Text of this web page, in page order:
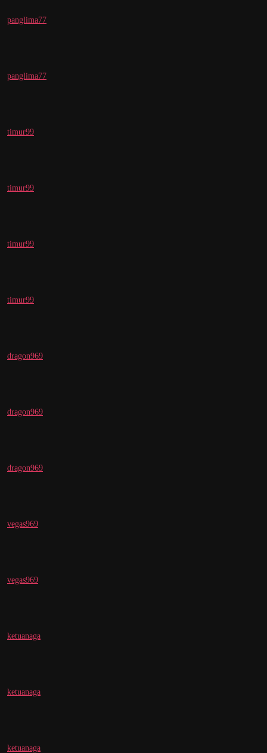
panglima77
panglima77
timur99
timur99
timur99
timur99
dragon969
dragon969
dragon969
vegas969
vegas969
ketuanaga
ketuanaga
ketuanaga